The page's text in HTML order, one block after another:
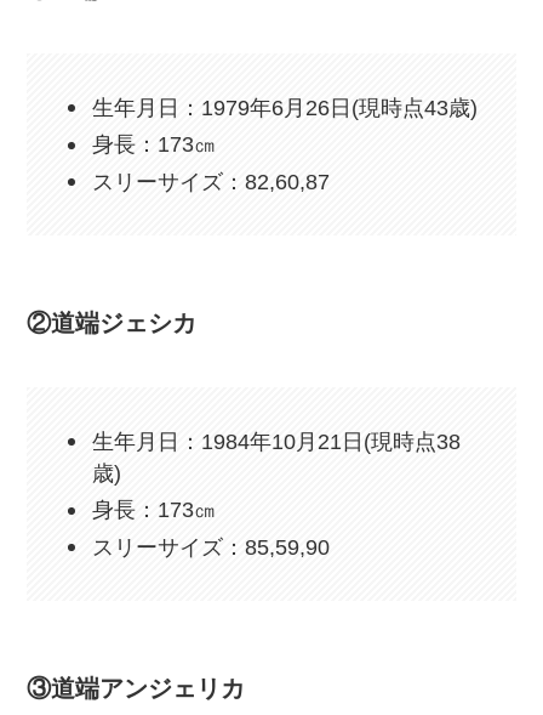
生年月日：1979年6月26日(現時点43歳)
身長：173㎝
スリーサイズ：82,60,87
②道端ジェシカ
生年月日：1984年10月21日(現時点38
歳)
身長：173㎝
スリーサイズ：85,59,90
③道端アンジェリカ